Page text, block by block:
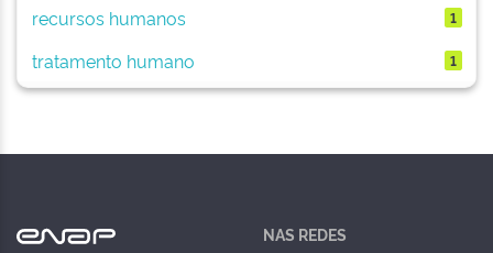
recursos humanos
1
tratamento humano 1
NAS REDES